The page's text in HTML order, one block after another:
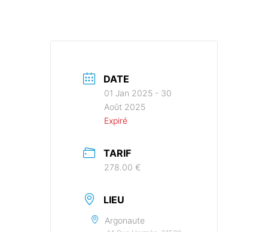
DATE
01 Jan 2025 - 30
Août 2025
Expiré
TARIF
278.00 €
LIEU
Argonaute